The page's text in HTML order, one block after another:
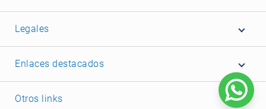
Legales
Enlaces destacados
Otros links